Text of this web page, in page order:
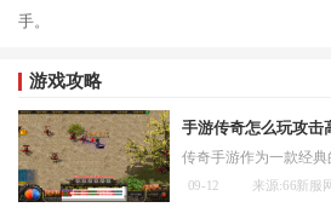
手。
游戏攻略
手游传奇怎么玩攻击
09-12 来源:66新服